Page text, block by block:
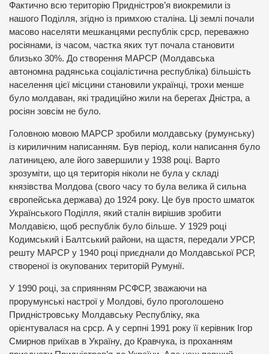
Фактично всю територію Придністров’я виокремили із
нашого Поділля, згідно із примхою сталіна. Ці землі почали
масово населяти мешканцями республік срср, переважно
росіянами, із часом, частка яких тут почала становити
близько 30%. До створення МАРСР (Молдавська
автономна радянська соціалістична республіка) більшість
населення цієї місцини становили українці, трохи менше
було молдаван, які традиційно жили на берегах Дністра, а
росіян зовсім не було.
Головною мовою МАРСР зробили молдавську (румунську)
із кириличним написанням. Був період, коли написання було
латиницею, але його завершили у 1938 році. Варто
зрозуміти, що ця територія ніколи не була у складі
князівства Молдова (свого часу то була велика й сильна
європейська держава) до 1924 року. Це був просто шматок
Українського Поділля, який сталін вирішив зробити
Молдавією, щоб республік було більше. У 1929 році
Кодимський і Балтський райони, на щастя, передали УРСР,
решту МАРСР у 1940 році приєднали до Молдавської РСР,
створеної із окупованих територій Румунії.
У 1990 році, за сприянням РСФСР, зважаючи на
прорумунські настрої у Молдові, було проголошено
Придністровську Молдавську Республіку, яка
орієнтувалася на срср. А у серпні 1991 року її керівник Ігор
Смирнов приїхав в Україну, до Кравчука, із проханням